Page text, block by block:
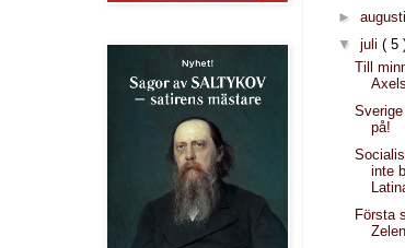
►
▼ juli ( 5
Till
på!
inte
Första